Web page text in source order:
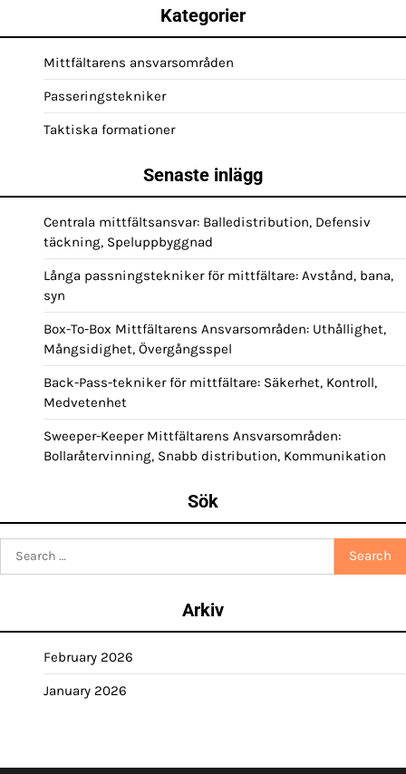
Kategorier
Mittfältarens ansvarsområden
Passeringstekniker
Taktiska formationer
Senaste inlägg
Centrala mittfältsansvar: Balledistribution, Defensiv
täckning, Speluppbyggnad
Långa passningstekniker för mittfältare: Avstånd, bana,
syn
Box-To-Box Mittfältarens Ansvarsområden: Uthållighet,
Mångsidighet, Övergångsspel
Back-Pass-tekniker för mittfältare: Säkerhet, Kontroll,
Medvetenhet
Sweeper-Keeper Mittfältarens Ansvarsområden:
Bollaråtervinning, Snabb distribution, Kommunikation
Sök
Arkiv
February 2026
January 2026